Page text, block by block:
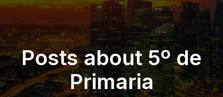
Posts about 5º de
Primaria